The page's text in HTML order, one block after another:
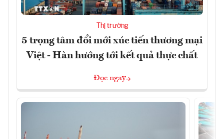
Thị trường
5 trọng tâm đổi mới xúc tiến thương mại
Việt - Hàn hướng tới kết quả thực chất
Đọc ngay